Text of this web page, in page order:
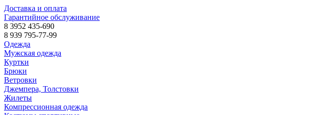
Доставка и оплата
Гарантийное обслуживание
8 3952 435-690
8 939 795-77-99
Одежда
Мужская одежда
Куртки
Брюки
Ветровки
Джемпера, Толстовки
Жилеты
Компрессионная одежда